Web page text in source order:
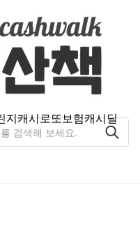
지캐시로또보험캐시딜